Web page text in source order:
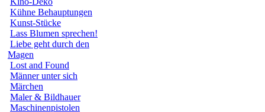
Kühne Behauptungen
Kunst-Stücke
Lass Blumen sprechen!
Liebe geht durch den
Magen
Lost and Found
Männer unter sich
Märchen
Maler & Bildhauer
Maschinenpistolen